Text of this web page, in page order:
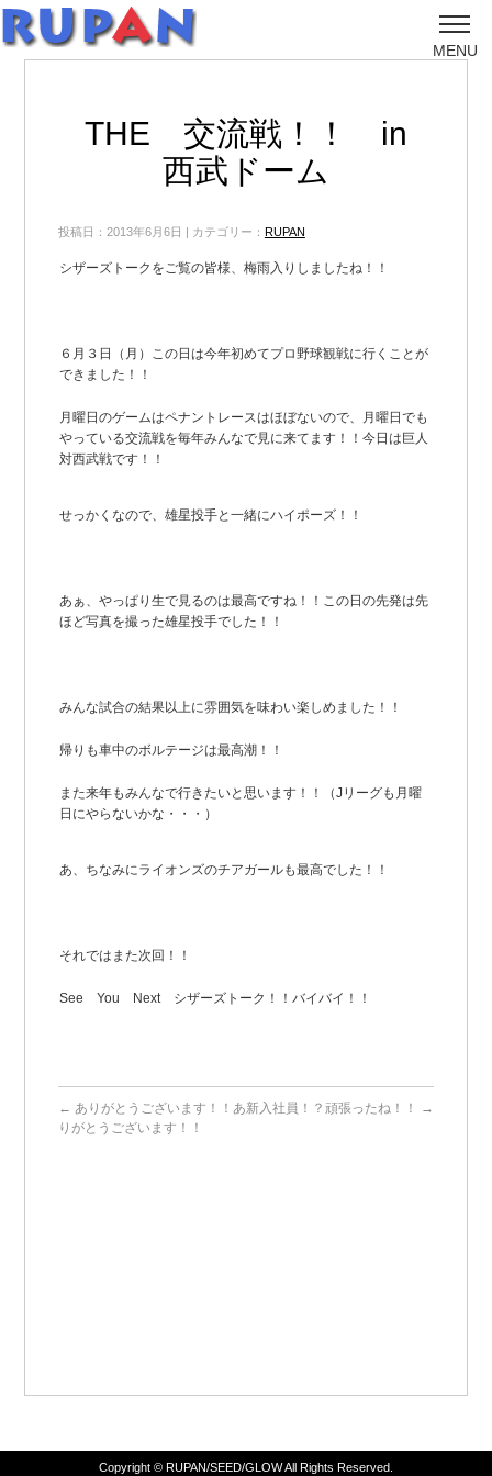
MENU
THE 交流戦！！ in
西武ドーム
投稿日：2013年6月6日 | カテゴリー： RUPAN
シザーズトークをご覧の皆様、梅雨入りしましたね！！
６月３日（月）この日は今年初めてプロ野球観戦に行くことが
できました！！
月曜日のゲームはペナントレースはほぼないので、月曜日でも
やっている交流戦を毎年みんなで見に来てます！！今日は巨人
対西武戦です！！
せっかくなので、雄星投手と一緒にハイポーズ！！
あぁ、やっぱり生で見るのは最高ですね！！この日の先発は先
ほど写真を撮った雄星投手でした！！
みんな試合の結果以上に雰囲気を味わい楽しめました！！
帰りも車中のボルテージは最高潮！！
また来年もみんなで行きたいと思います！！（Jリーグも月曜
日にやらないかな・・・）
あ、ちなみにライオンズのチアガールも最高でした！！
それではまた次回！！
See You Next シザーズトーク！！バイバイ！！
← ありがとうございます！！あ
りがとうございます！！
新入社員！？頑張ったね！！ →
Copyright © RUPAN/SEED/GLOWAll Rights Reserved.